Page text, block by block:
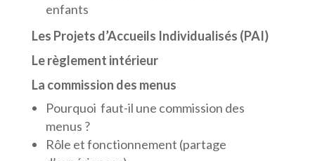
enfants
Les Projets d’Accueils Individualisés (PAI)
Le règlement intérieur
La commission des menus
Pourquoi faut-il une commission des
menus ?
Rôle et fonctionnement (partage